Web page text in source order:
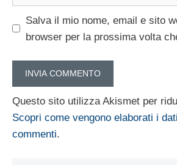
Salva il mio nome, email e sito
browser per la prossima volta
Questo sito utilizza Akismet per
Scopri come vengono elaborati i
commenti.